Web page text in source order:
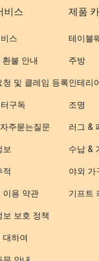
비스
스
환불 안내
청 및 클레임 등록
구독
주묻는질문
보
적
이용 약관
보 보호 정책
대하여
제품
테이블
주방
인테리
조명
러그 &
수납 &
야외 가
기프트